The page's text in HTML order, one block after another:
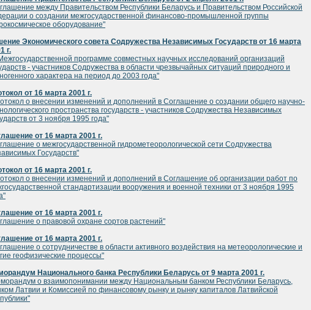
между Правительством Республики Беларусь и Правительством Российской
о создании межгосударственной финансово-промышленной группы
оборудование"
Экономического совета Содружества Независимых Государств от 16 марта
г.
программе совместных научных исследований организаций
- участников Содружества в области чрезвычайных ситуаций природного и
характера на период до 2003 года"
от 16 марта 2001 г.
о внесении изменений и дополнений в Соглашение о создании общего научно-
пространства государств - участников Содружества Независимых
от 3 ноября 1995 года"
от 16 марта 2001 г.
о межгосударственной гидрометеорологической сети Содружества
Государств"
от 16 марта 2001 г.
о внесении изменений и дополнений в Соглашение об организации работ по
стандартизации вооружения и военной техники от 3 ноября 1995
от 16 марта 2001 г.
о правовой охране сортов растений"
от 16 марта 2001 г.
о сотрудничестве в области активного воздействия на метеорологические и
геофизические процессы"
Национального банка Республики Беларусь от 9 марта 2001 г.
о взаимопонимании между Национальным банком Республики Беларусь,
Латвии и Комиссией по финансовому рынку и рынку капиталов Латвийской